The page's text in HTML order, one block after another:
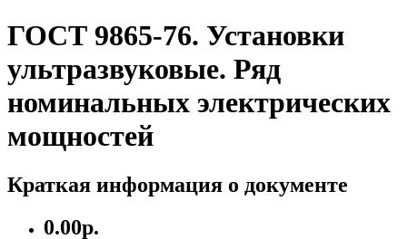
ГОСТ 9865-76. Установки
ультразвуковые. Ряд
номинальных электрических
мощностей
Краткая информация о документе
0.00р.